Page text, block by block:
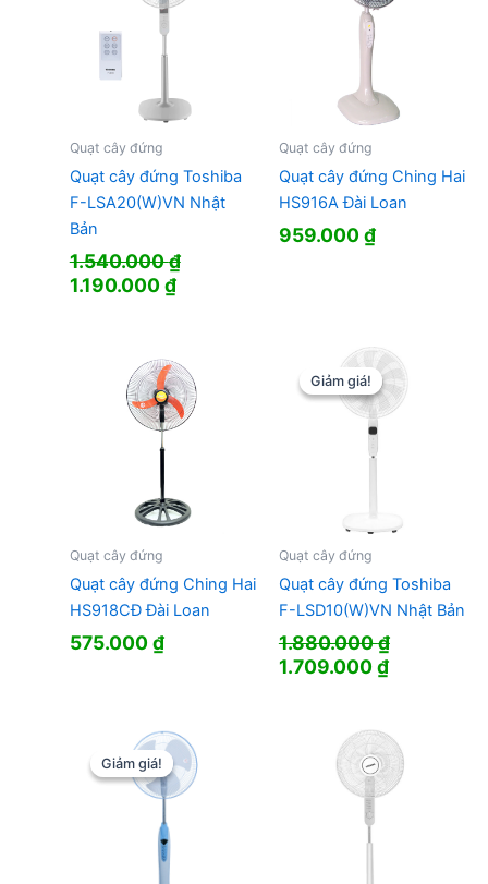
Quạt cây đứng
Quạt cây đứng Toshiba
F-LSA20(W)VN Nhật
Bản
1.540.000₫
Giá
1.540.000 ₫.
1.190.000₫Giá
1.190.000 ₫.
Quạt cây đứng
Quạt cây đứng Ching Hai
HS916A Đài Loan
959.000₫
Quạt cây đứng
Quạt cây đứng Ching Hai
HS918CĐ Đài Loan
575.000₫
Giảm giá!
Giảm giá!
Quạt cây đứng
Quạt cây đứng Toshiba
F-LSD10(W)VN Nhật Bản
1.880.000₫
Giá
1.880.000 ₫.
1.709.000₫Giá
là:
1.709.000
Giảm giá!
Giảm giá!